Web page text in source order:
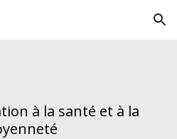
Skip to navigation
à la santé et à la